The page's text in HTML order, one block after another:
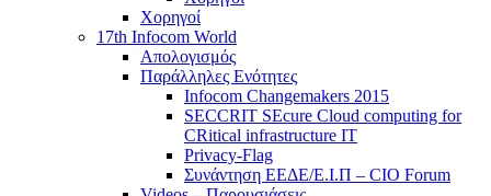
Χορηγοί
17th Infocom World
Απολογισμός
Παράλληλες Ενότητες
Infocom Changemakers 2015
SECCRIT SEcure Cloud computing for
CRitical infrastructure IT
Privacy-Flag
Συνάντηση ΕΕΔΕ/Ε.Ι.Π – CIO Forum